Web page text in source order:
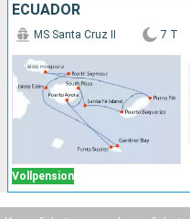
ECUADOR
Vollpension
MS Santa Cruz II 7 T